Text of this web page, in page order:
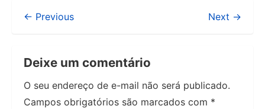
← Previous Next →
Deixe um comentário
O seu endereço de e-mail não será publicado.
Campos obrigatórios são marcados com *